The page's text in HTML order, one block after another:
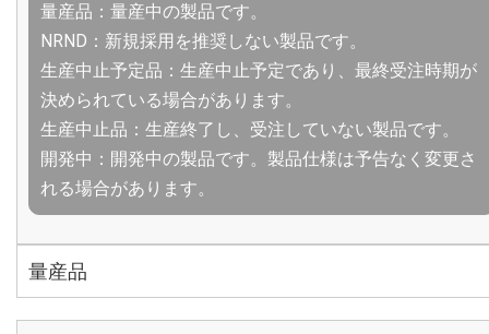
量産品：量産中の製品です。
NRND：新規採用を推奨しない製品です。
生産中止予定品：生産中止予定であり、最終受注時期が
決められている場合があります。
生産中止品：生産終了し、受注していない製品です。
開発中：開発中の製品です。製品仕様は予告なく変更さ
れる場合があります。
量産品